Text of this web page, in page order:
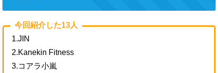
今回紹介した13人
1.JIN
2.Kanekin Fitness
3.コアラ小嵐